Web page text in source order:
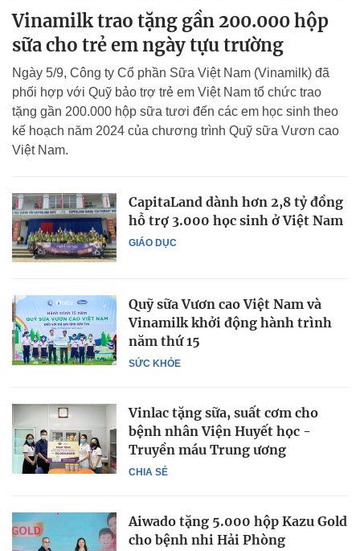
Vinamilk trao tặng gần 200.000 hộp
sữa cho trẻ em ngày tựu trường
Ngày 5/9, Công ty Cổ phần Sữa Việt Nam (Vinamilk) đã
phối hợp với Quỹ bảo trợ trẻ em Việt Nam tổ chức trao
tặng gần 200.000 hộp sữa tươi đến các em học sinh theo
kế hoạch năm 2024 của chương trình Quỹ sữa Vươn cao
Việt Nam.
GIÁO DỤC
CapitaLand dành hơn 2,8 tỷ đồng
hỗ trợ 3.000 học sinh ở Việt Nam
SỨC KHỎE
Quỹ sữa Vươn cao Việt Nam và
Vinamilk khởi động hành trình
năm thứ 15
CHIA SẺ
Vinlac tặng sữa, suất cơm cho
bệnh nhân Viện Huyết học -
Truyền máu Trung ương
Aiwado tặng 5.000 hộp Kazu Gold
cho bệnh nhi Hải Phòng